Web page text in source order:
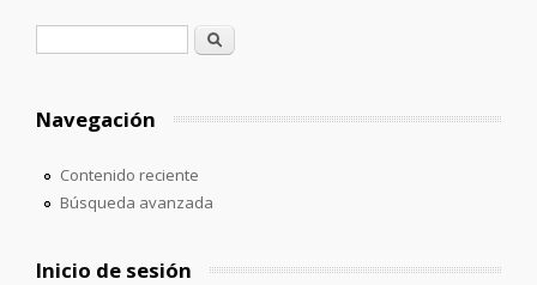
Formulario de búsqueda
Buscar
Navegación
Contenido reciente
Búsqueda avanzada
Inicio de sesión